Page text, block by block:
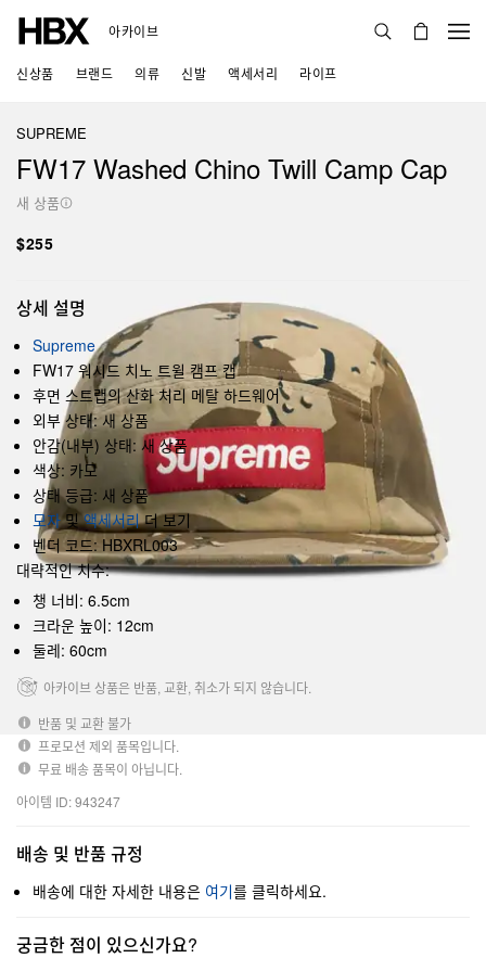
아카이브
신상품 브랜드 의류 신발 액세서리 라이프
SUPREME
FW17 Washed Chino Twill Camp Cap
새 상품
$255
상세 설명
Supreme
FW17 워시드 치노 트윌 캠프 캡
후면 스트랩의 산화 처리 메탈 하드웨어
외부 상태: 새 상품
안감(내부) 상태: 새 상품
색상: 카모
상태 등급: 새 상품
모자및액세서리더 보기
벤더 코드: HBXRL003
대략적인 치수:
챙 너비: 6.5cm
크라운 높이: 12cm
둘레: 60cm
아카이브 상품은 반품, 교환, 취소가 되지 않습니다.
반품 및 교환 불가
프로모션 제외 품목입니다.
무료 배송 품목이 아닙니다.
아이템 ID: 943247
배송 및 반품 규정
배송에 대한 자세한 내용은 여기를 클릭하세요.
궁금한 점이 있으신가요?